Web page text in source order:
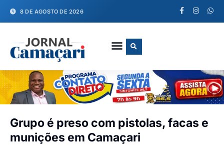
8 DE AGOSTO DE 2026
Grupo é preso com pistolas, facas e
munições em Camaçari